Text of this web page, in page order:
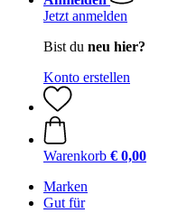
Jetzt anmelden
Bist du neu hier?
Konto erstellen
Warenkorb € 0,00
Marken
Gut für